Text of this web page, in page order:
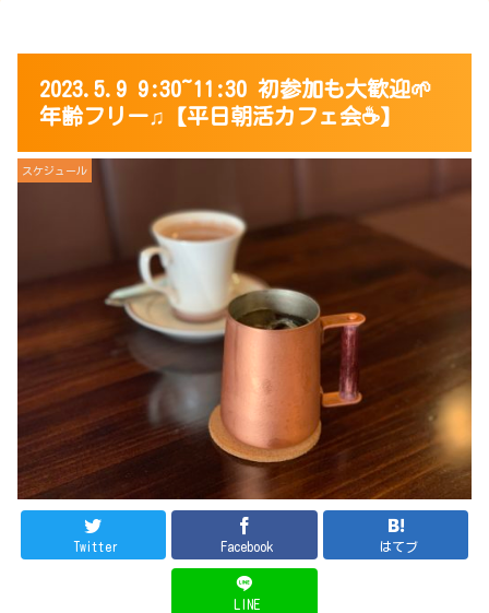
2023.5.9 9:30~11:30 初参加も大歓迎🌱
年齢フリー♫【平日朝活カフェ会☕】
スケジュール
Twitter Facebook はてブ
LINE